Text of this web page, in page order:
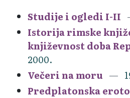
Studije i ogledi I-II
Istorija rimske
književnost doba
2000.
Večeri na moru
Predplatonska